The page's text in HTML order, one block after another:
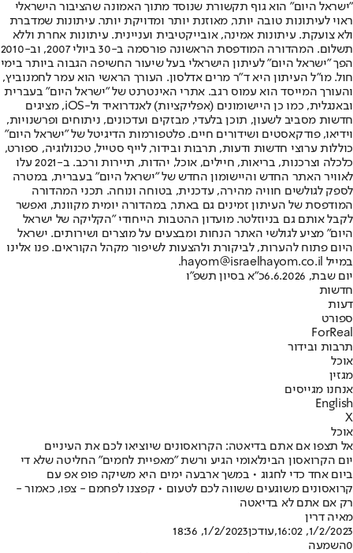
"ישראל היום" הוא גוף תקשורת שנוסד מתוך האמונה שהציבור הישראלי
ראוי לעיתונות טובה יותר, מאוזנת יותר ומדויקת יותר. עיתונות שמדברת
ולא צועקת. עיתונות אמינה, אובייקטיבית ועניינית. עיתונות אחרת וללא
תשלום. המהדורה המודפסת הראשונה פורסמה ב-30 ביולי 2007, וב-2010
הפך "ישראל היום" לעיתון הישראלי בעל שיעור החשיפה הגבוה ביותר בימי
חול. מו"ל העיתון היא ד"ר מרים אדלסון. העורך הראשי הוא עמר לחמנוביץ,
והעורך המייסד הוא עמוס רגב. אתרי האינטרנט של "ישראל היום" בעברית
ובאנגלית, כמו כן היישומונים (אפליקציות) לאנדרואיד ול-iOS, מציגים
חדשות מסביב לשעון, תוכן בלעדי, מבזקים ועדכונים, ניתוחים ופרשנויות,
וידיאו, פודקאסטים ושידורים חיים. פלטפורמות הדיגיטל של "ישראל היום"
כוללות ערוצי חדשות ודעות, תרבות ובידור, לייף סטייל, טכנולוגיה, ספורט,
כלכלה וצרכנות, בריאות, חיילים, אוכל, יהדות, תיירות ורכב. ב-2021 עלו
לאוויר האתר החדש והיישומון החדש של "ישראל היום" בעברית, במטרה
לספק לגולשים חוויה מהירה, עדכנית, בטוחה ונוחה. תכני המהדורה
המודפסת של העיתון זמינים גם באתר, במהדורה יומית מקוונת, ואפשר
לקבל אותם גם בניוזלטר. מועדון ההטבות הייחודי "הקליקה של ישראל
היום" מציע לגולשי האתר הנחות ומבצעים על מוצרים ושירותים. ישראל
היום פתוח להערות, לביקורת ולהצעות לשיפור מקהל הקוראים. פנו אלינו
במייל hayom@israelhayom.co.il.
יום שבת, 6.6.2026
כ"א בסיון תשפ"ו
חדשות
דעות
ספורט
ForReal
תרבות ובידור
אוכל
מגזין
אנחנו מגייסים
English
X
אוכל
אל תצפו אם אתם בדיאטה: הקרואסונים שיוציאו לכם את העיניים
יום הקרואסון הבינלאומי הגיע ורשת "מאפיית לחמים" החליטה שלא די
ביום אחד כדי לחגוג • במשך ארבעה ימים היא משיקה פופ אפ עם
קרואסונים משוגעים ששווה לכם לטעום • קפצנו לפחמם - צפו, כאמור -
רק אם אתם לא בדיאטה
מאיה דרין
1/2/2023, 16:02
,עודכן1/2/2023, 18:36
0השמעה